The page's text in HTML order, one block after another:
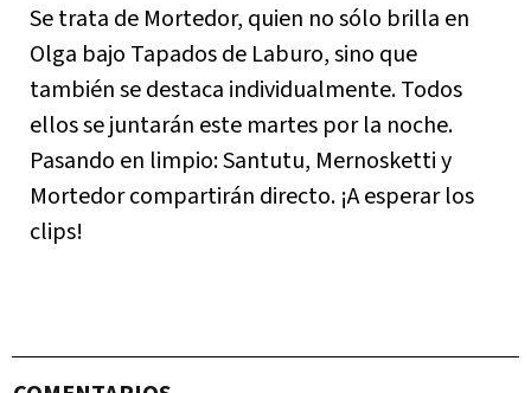
Se trata de Mortedor, quien no sólo brilla en
Olga bajo Tapados de Laburo, sino que
también se destaca individualmente. Todos
ellos se juntarán este martes por la noche.
Pasando en limpio: Santutu, Mernosketti y
Mortedor compartirán directo. ¡A esperar los
clips!